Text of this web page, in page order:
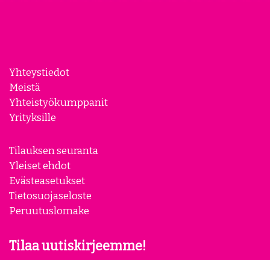
Yhteystiedot
Meistä
Yhteistyökumppanit
Yrityksille
Tilauksen seuranta
Yleiset ehdot
Evästeasetukset
Tietosuojaseloste
Peruutuslomake
Tilaa uutiskirjeemme!